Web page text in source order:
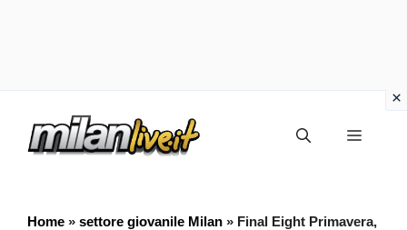
Menu
Home » settore giovanile Milan » Final Eight Primavera,